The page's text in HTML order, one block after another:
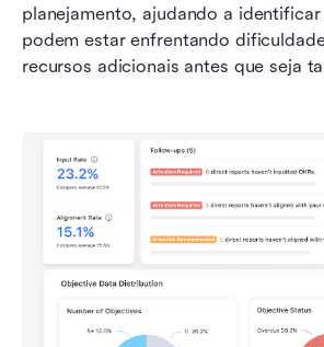
planejamento, ajudando a
podem estar enfrentando
recursos adicionais antes que seja